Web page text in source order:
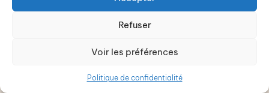
Refuser
Voir les préférences
Politique de confidentialité